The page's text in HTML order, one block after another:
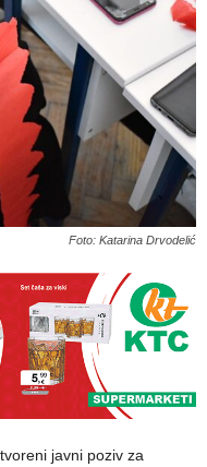
Foto: Katarina Drvodelić
javni poziv za